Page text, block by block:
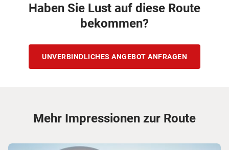
Haben Sie Lust auf diese Route
bekommen?
UNVERBINDLICHES ANGEBOT ANFRAGEN
Mehr Impressionen zur Route